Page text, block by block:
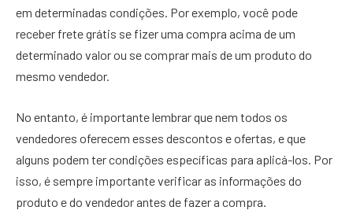
em determinadas condições. Por exemplo, você pode
receber frete grátis se fizer uma compra acima de um
determinado valor ou se comprar mais de um produto do
mesmo vendedor.
No entanto, é importante lembrar que nem todos os
vendedores oferecem esses descontos e ofertas, e que
alguns podem ter condições específicas para aplicá-los. Por
isso, é sempre importante verificar as informações do
produto e do vendedor antes de fazer a compra.